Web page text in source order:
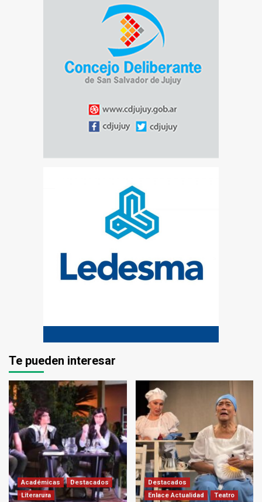
Te pueden interesar
Académicas
Destacados
Literarura
Destacados
Enlace Actualidad
Teatro